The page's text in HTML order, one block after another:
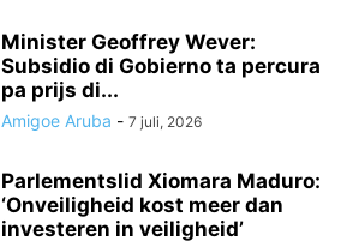
Minister Geoffrey Wever:
Subsidio di Gobierno ta percura
pa prijs di...
Amigoe Aruba - 7 juli, 2026
Parlementslid Xiomara Maduro:
‘Onveiligheid kost meer dan
investeren in veiligheid’